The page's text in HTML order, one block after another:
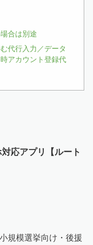
合は別途
代行入力／データ
アカウント登録代
応アプリ【ルート
規模選挙向け・後援